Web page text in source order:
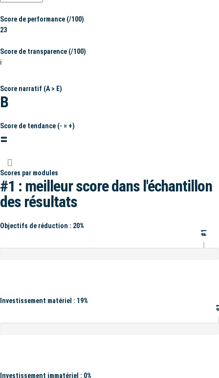
Score de performance (/100)
23
Score de transparence (/100)
ℹ️
Score narratif (A > E)
B
Score de tendance (- = +)
=
Scores par modules
#1 : meilleur score dans l'échantillon
des résultats
Objectifs de réduction : 20%
#1
Investissement matériel : 19%
Investissement immatériel : 0%